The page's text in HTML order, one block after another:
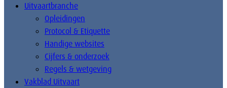
Uitvaartbranche
Opleidingen
Protocol & Etiquette
Handige websites
Cijfers & onderzoek
Regels & wetgeving
Vakblad Uitvaart